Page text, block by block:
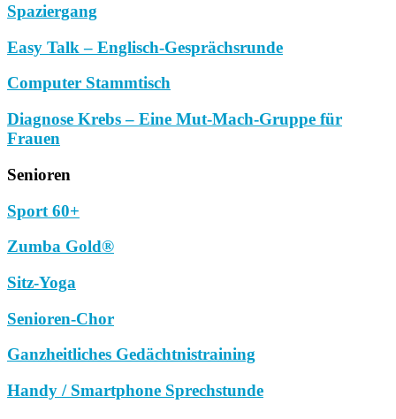
Spaziergang
Easy Talk – Englisch-Gesprächsrunde
Computer Stammtisch
Diagnose Krebs – Eine Mut-Mach-Gruppe für
Frauen
Senioren
Sport 60+
Zumba Gold®
Sitz-Yoga
Senioren-Chor
Ganzheitliches Gedächtnistraining
Handy / Smartphone Sprechstunde